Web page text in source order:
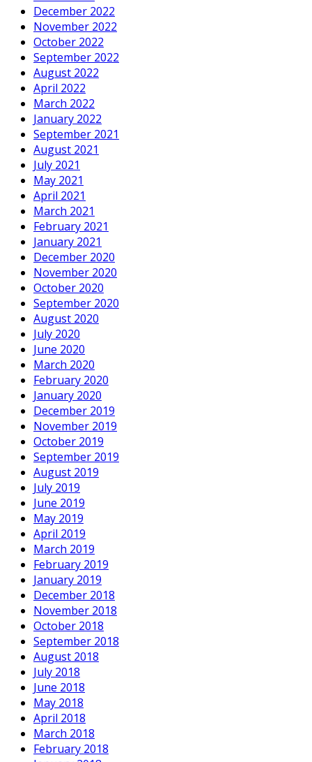
December 2022
November 2022
October 2022
September 2022
August 2022
April 2022
March 2022
January 2022
September 2021
August 2021
July 2021
May 2021
April 2021
March 2021
February 2021
January 2021
December 2020
November 2020
October 2020
September 2020
August 2020
July 2020
June 2020
March 2020
February 2020
January 2020
December 2019
November 2019
October 2019
September 2019
August 2019
July 2019
June 2019
May 2019
April 2019
March 2019
February 2019
January 2019
December 2018
November 2018
October 2018
September 2018
August 2018
July 2018
June 2018
May 2018
April 2018
March 2018
February 2018